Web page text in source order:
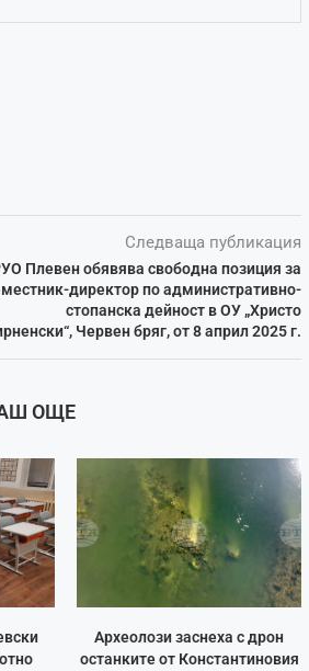
Следваща публикация
Плевен обявява свободна позиция за
директор по административно-
стопанска дейност в ОУ „Христо
Червен бряг, от 8 април 2025 г.
ОЩЕ
Археолози заснеха с дрон
останките от Константиновия